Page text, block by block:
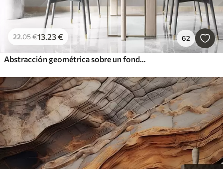
22.05€13.23€ 62
Abstracción geométrica sobre un fondo de mármol en colores pastel